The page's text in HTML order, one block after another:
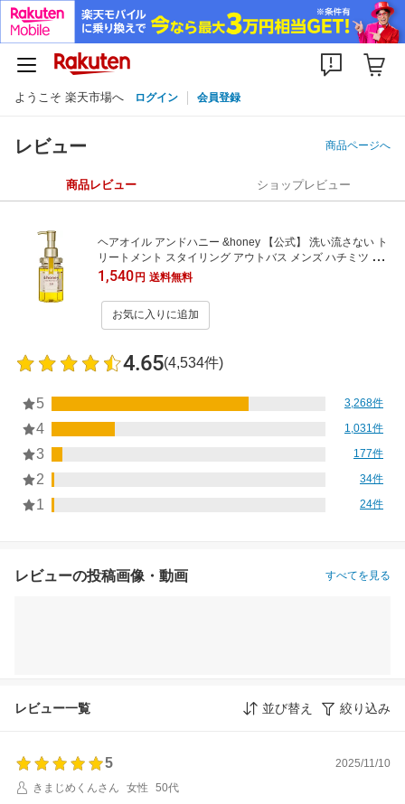
ようこそ 楽天市場へ ログイン 会員登録
レビュー 商品ページへ
商品レビュー ショップレビュー
ヘアオイル アンドハニー &honey 【公式】 洗い流さない ト
リートメント スタイリング アウトバス メンズ ハチミツ オ
ーガニック ダメージケア うねり 乾燥 広がり 保湿 アルガン
オイル 金木犀 プレゼント ギフト 100mL 単品
1,540円 送料無料
お気に入りに追加
4.65(4,534件)
5 3,268件
4 1,031件
3 177件
2 34件
1 24件
レビューの投稿画像・動画 すべてを見る
レビュー一覧 並び替え 絞り込み
5
2025/11/10
きまじめくんさん
女性
50代